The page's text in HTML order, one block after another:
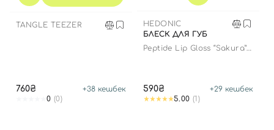
TANGLE TEEZER
760₴ +38 кешбек
0 (0)
HEDONIC
БЛЕСК ДЛЯ ГУБ
Peptide Lip Gloss “Sakura”
590₴ +29 кешбек
5.00 (1)